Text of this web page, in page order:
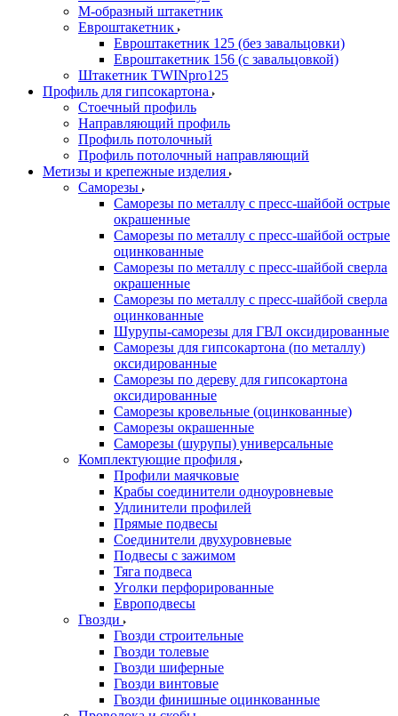
М-образный штакетник
Евроштакетник
Евроштакетник 125 (без завальцовки)
Евроштакетник 156 (с завальцовкой)
Штакетник TWINpro125
Профиль для гипсокартона
Стоечный профиль
Направляющий профиль
Профиль потолочный
Профиль потолочный направляющий
Метизы и крепежные изделия
Саморезы
Саморезы по металлу с пресс-шайбой острые
окрашенные
Саморезы по металлу с пресс-шайбой острые
оцинкованные
Саморезы по металлу с пресс-шайбой сверла
окрашенные
Саморезы по металлу с пресс-шайбой сверла
оцинкованные
Шурупы-саморезы для ГВЛ оксидированные
Саморезы для гипсокартона (по металлу)
оксидированные
Саморезы по дереву для гипсокартона
оксидированные
Саморезы кровельные (оцинкованные)
Саморезы окрашенные
Саморезы (шурупы) универсальные
Комплектующие профиля
Профили маячковые
Крабы соединители одноуровневые
Удлинители профилей
Прямые подвесы
Соединители двухуровневые
Подвесы с зажимом
Тяга подвеса
Уголки перфорированные
Европодвесы
Гвозди
Гвозди строительные
Гвозди толевые
Гвозди шиферные
Гвозди винтовые
Гвозди финишные оцинкованные